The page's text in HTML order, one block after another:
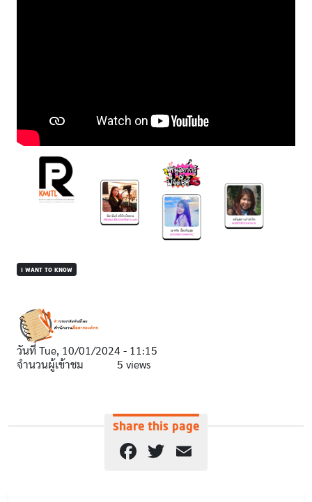
I WANT TO KNOW
วันที่ Tue, 10/01/2024 - 11:15
จำนวนผู้เข้าชม
5 views
Share this page
Facebook
Twitter